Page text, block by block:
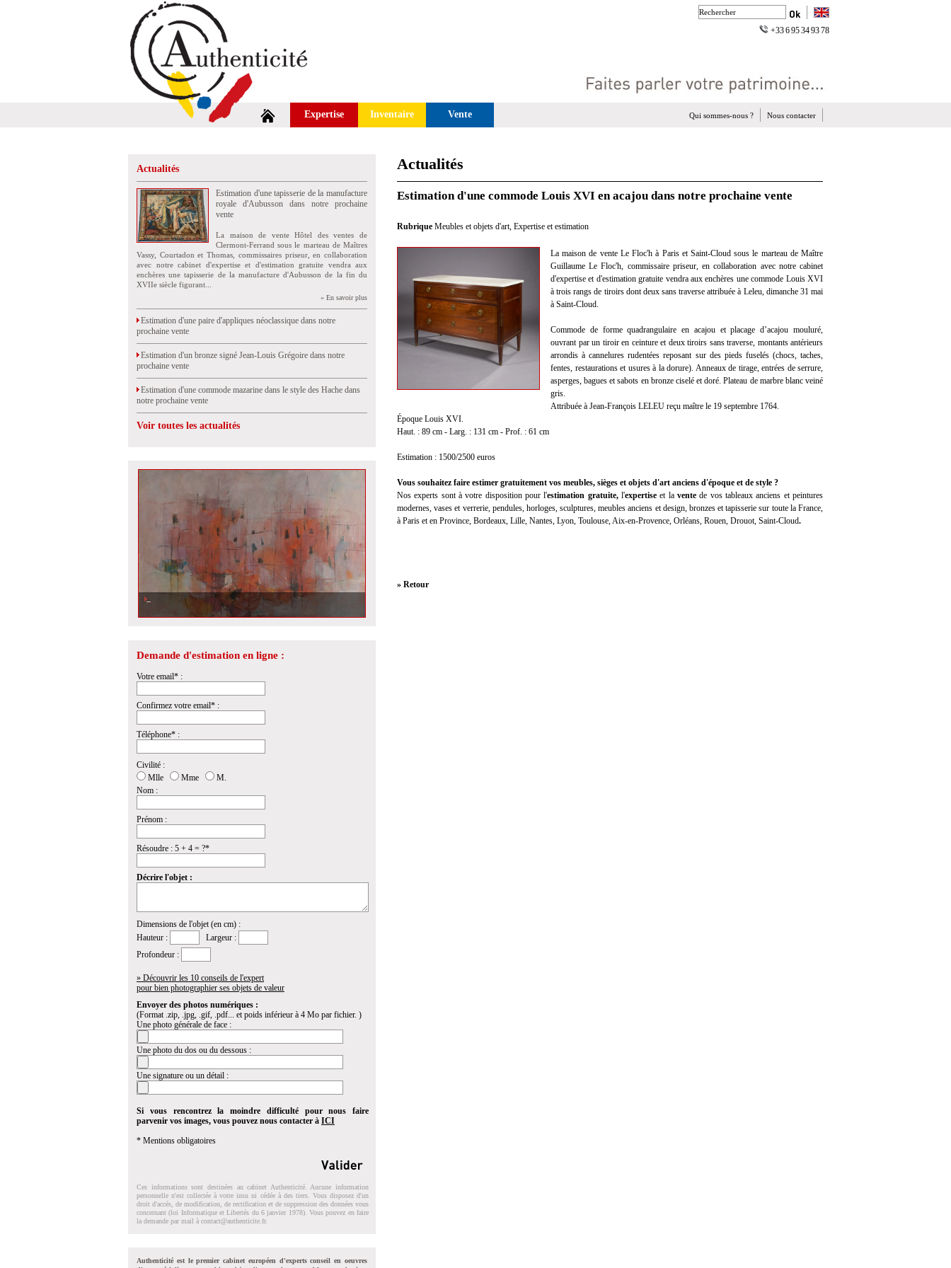
+33 6 95 34 93 78
Expertise Inventaire Vente Nous contacter
Qui sommes-nous ?
Actualités
Estimation d'une tapisserie de la manufacture
royale d'Aubusson dans notre prochaine
vente
La maison de vente Hôtel des ventes de
Clermont-Ferrand sous le marteau de Maîtres
Vassy, Courtadon et Thomas, commissaires priseur, en collaboration
avec notre cabinet d'expertise et d'estimation gratuite vendra aux
enchères une tapisserie de la manufacture d'Aubusson de la fin du
XVIIe siècle figurant...
» En savoir plus
Estimation d'une paire d'appliques néoclassique dans notre
prochaine vente
Estimation d'un bronze signé Jean-Louis Grégoire dans notre
prochaine vente
Estimation d'une commode mazarine dans le style des Hache dans
notre prochaine vente
Voir toutes les actualités
Demande d'estimation en ligne :
Votre email* :
Confirmez votre email* :
Téléphone* :
Civilité :
Mlle
Mme
M.
Nom :
Prénom :
Résoudre : 5 + 4 = ?*
Décrire l'objet :
Dimensions de l'objet (en cm) :
Hauteur :
Largeur :
Profondeur :
» Découvrir les 10 conseils de l'expert
pour bien photographier ses objets de valeur
Envoyer des photos numériques :
(Format .zip, .jpg, .gif, .pdf... et poids inférieur à 4 Mo par fichier. )
Une photo générale de face :
Une photo du dos ou du dessous :
Une signature ou un détail :
Si vous rencontrez la moindre difficulté pour nous faire
parvenir vos images, vous pouvez nous contacter à ICI
* Mentions obligatoires
Ces informations sont destinées au cabinet Authenticité. Aucune information
personnelle n'est collectée à votre insu ni cédée à des tiers. Vous disposez d'un
droit d'accés, de modification, de rectification et de suppression des données vous
concernant (loi Informatique et Libertés du 6 janvier 1978). Vous pouvez en faire
la demande par mail à contact@authenticite.fr.
Authenticité est le premier cabinet européen d'experts conseil en oeuvres
Actualités
Estimation d'une commode Louis XVI en acajou dans notre prochaine vente
Rubrique Meubles et objets d'art, Expertise et estimation
La maison de vente Le Floc'h à Paris et Saint-Cloud sous le marteau de Maître
Guillaume Le Floc'h, commissaire priseur, en collaboration avec notre cabinet
d'expertise et d'estimation gratuite vendra aux enchères une commode Louis XVI
à trois rangs de tiroirs dont deux sans traverse attribuée à Leleu, dimanche 31 mai
à Saint-Cloud.
Commode de forme quadrangulaire en acajou et placage d’acajou mouluré,
ouvrant par un tiroir en ceinture et deux tiroirs sans traverse, montants antérieurs
arrondis à cannelures rudentées reposant sur des pieds fuselés (chocs, taches,
fentes, restaurations et usures à la dorure). Anneaux de tirage, entrées de serrure,
asperges, bagues et sabots en bronze ciselé et doré. Plateau de marbre blanc veiné
gris.
Attribuée à Jean-François LELEU reçu maître le 19 septembre 1764.
Époque Louis XVI.
Haut. : 89 cm - Larg. : 131 cm - Prof. : 61 cm
Estimation : 1500/2500 euros
Vous souhaitez faire estimer gratuitement vos meubles, sièges et objets d'art anciens d'époque et de style ?
Nos experts sont à votre disposition pour l'estimation gratuite,l'expertise et lavente de vos tableaux anciens et peintures
modernes, vases et verrerie, pendules, horloges, sculptures, meubles anciens et design, bronzes et tapisserie sur toute la France,
à Paris et en Province, Bordeaux, Lille, Nantes, Lyon, Toulouse, Aix-en-Provence, Orléans, Rouen, Drouot, Saint-Cloud.
» Retour